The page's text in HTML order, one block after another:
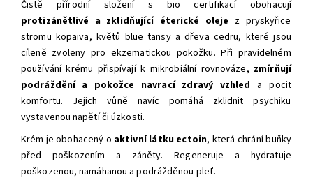
Čistě přírodní složení s bio certifikací obohacují
protizánětlivé a zklidňující éterické oleje z pryskyřice
stromu kopaiva, květů blue tansy a dřeva cedru, které jsou
cíleně zvoleny pro ekzematickou pokožku. Při pravidelném
používání krému přispívají k mikrobiální rovnováze, zmírňují
podráždění a pokožce navrací zdravý vzhled a pocit
komfortu. Jejich vůně navíc pomáhá zklidnit psychiku
vystavenou napětí či úzkosti.
Krém je obohacený o aktivní látku ectoin, která chrání buňky
před poškozením a záněty. Regeneruje a hydratuje
poškozenou, namáhanou a podrážděnou pleť.